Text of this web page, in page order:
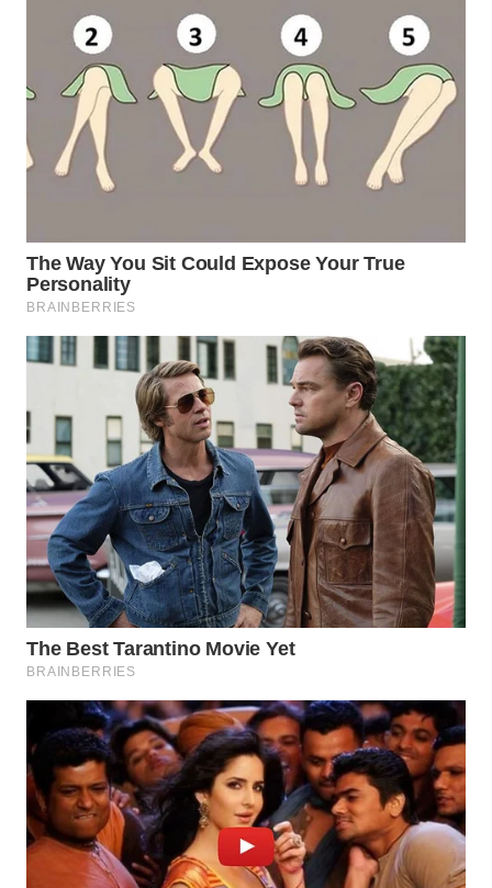
WAHANA
NEWS
WAHANA
TANI
WAHANA
INFRASTRUKTUR
WAHANA
WAHANA
LISTRIK
WAHANA
TRAVEL
WAHANA
TV
ID
WAHANANEWS
CO ID
WAHANANEWS
NET